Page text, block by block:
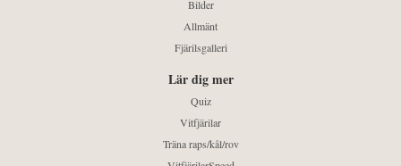
Bilder
Allmänt
Fjärilsgalleri
Lär dig mer
Quiz
Vitfjärilar
Träna raps/kål/rov